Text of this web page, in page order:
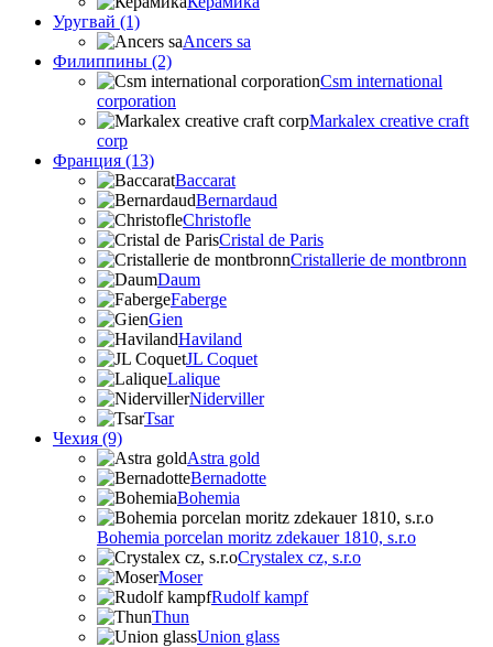
Уругвай (1)
Ancers sa
Филиппины (2)
Csm international
corporation
Markalex creative craft
corp
Франция (13)
Baccarat
Bernardaud
Christofle
Cristal de Paris
Cristallerie de montbronn
Daum
Faberge
Gien
Haviland
JL Coquet
Lalique
Niderviller
Tsar
Чехия (9)
Astra gold
Bernadotte
Bohemia
Bohemia porcelan moritz zdekauer 1810, s.r.o
Crystalex cz, s.r.o
Moser
Rudolf kampf
Thun
Union glass